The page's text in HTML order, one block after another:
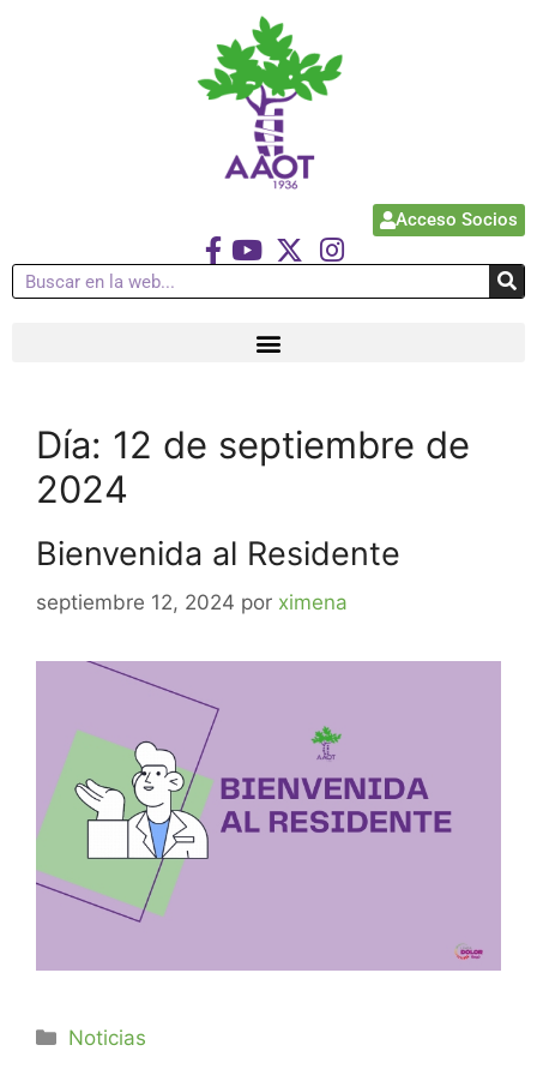
Acceso Socios
Día: 12 de septiembre de
2024
Bienvenida al Residente
septiembre 12, 2024 por ximena
Noticias